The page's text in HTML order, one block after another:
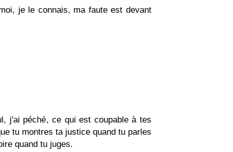
je le connais, ma faute est devant
j'ai péché, ce qui est coupable à tes
tu montres ta justice quand tu parles
quand tu juges.